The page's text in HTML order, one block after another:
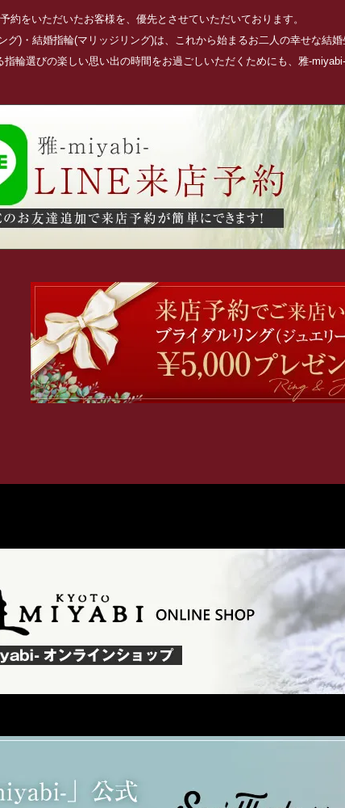
約をいただいたお客様を、優先とさせていただいております。
グ)・結婚指輪(マリッジリング)は、これから始まるお二人の幸せな結
輪選びの楽しい思い出の時間をお過ごしいただくためにも、雅-